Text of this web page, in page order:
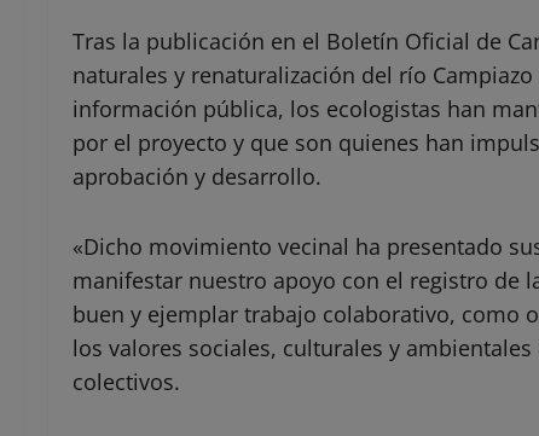
Tras la publicación en el Boletín Oficial de
naturales y renaturalización del río
información pública, los ecologistas han
por el proyecto y que son quienes han
aprobación y desarrollo.
«Dicho movimiento vecinal ha presentado
manifestar nuestro apoyo con el registro de
buen y ejemplar trabajo colaborativo, como
los valores sociales, culturales y
colectivos.